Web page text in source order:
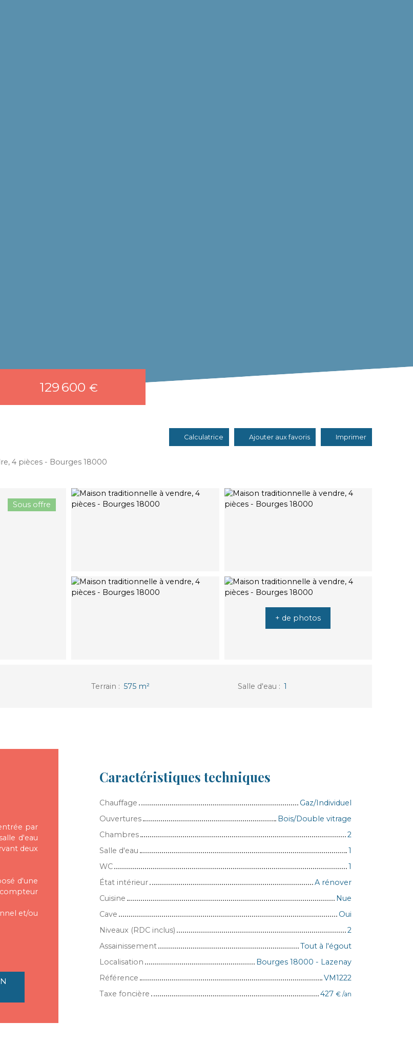
129 600 €
Calculatrice Ajouter aux favoris Imprimer
4 pièces - Bourges 18000
Sous offre
+ de photos
Terrain : 575 m² Salle d'eau : 1
par
d'eau
deux
d'une
et/ou
Caractéristiques techniques
Chauffage
Gaz/Individuel
Ouvertures
Bois/Double vitrage
Chambres
2
Salle d'eau
1
WC
1
État intérieur
A rénover
Cuisine
Nue
Cave
Oui
Niveaux (RDC inclus)
2
Assainissement
Tout à l'égout
Localisation
Bourges 18000 - Lazenay
Référence
VM1222
Taxe foncière
427 € /an